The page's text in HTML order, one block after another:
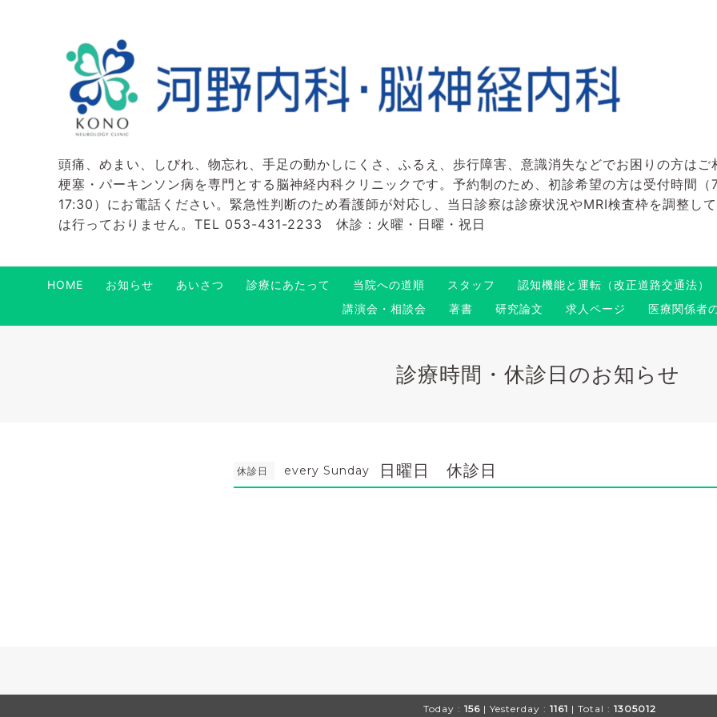
頭痛、めまい、しびれ、物忘れ、手足の動かしにくさ、ふるえ、歩行障害、意識消失などでお困りの方はご
梗塞・パーキンソン病を専門とする脳神経内科クリニックです。予約制のため、初診希望の方は受付時間
17:30）にお電話ください。緊急性判断のため看護師が対応し、当日診察は診療状況やMRI検査枠を調整し
は行っておりません。TEL 053-431-2233 休診：火曜・日曜・祝日
HOME お知らせ あいさつ 診療にあたって 当院への道順 スタッフ 認知機能と運転（改正道路交通法）
講演会・相談会
著書 研究論文 求人ページ 医療関係者
診療時間・休診日のお知らせ
休診日 every Sunday 日曜日 休診日
Today : 156 | Yesterday : 1161 | Total : 1305012